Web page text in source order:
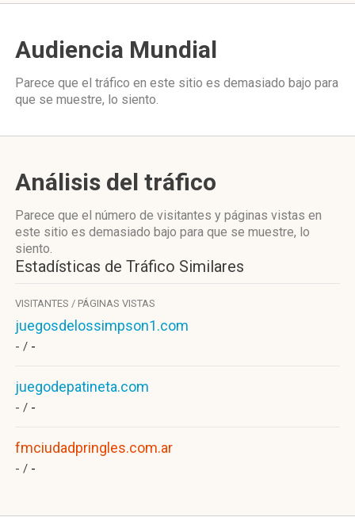
Audiencia Mundial
Parece que el tráfico en este sitio es demasiado bajo para
que se muestre, lo siento.
Análisis del tráfico
Parece que el número de visitantes y páginas vistas en
este sitio es demasiado bajo para que se muestre, lo
siento.
Estadísticas de Tráfico Similares
VISITANTES / PÁGINAS VISTAS
juegosdelossimpson1.com
- / -
juegodepatineta.com
- / -
fmciudadpringles.com.ar
- / -